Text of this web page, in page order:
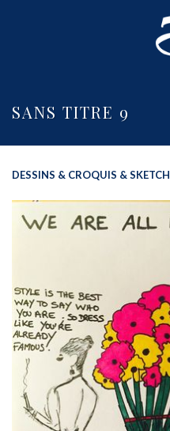
SANS TITRE 9
DESSINS & CROQUIS & SKETCH